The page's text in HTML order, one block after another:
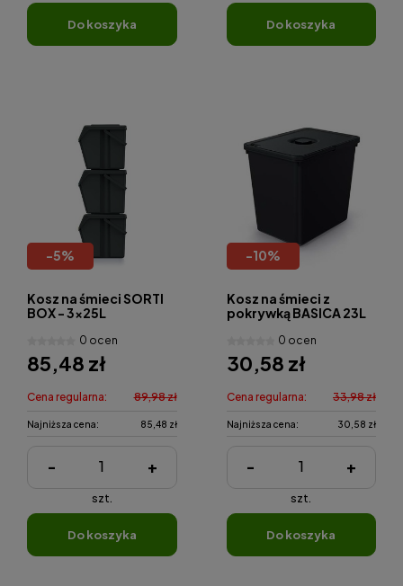
do koszyka do koszyka
-5%
Kosz na śmieci SORTI
BOX - 3x25L
0 ocen
85,48 zł
Cena regularna: 89,98 zł
Najniższa cena: 85,48 zł
- +
szt.
do koszyka
-10%
Kosz na śmieci z
pokrywką BASICA 23L
0 ocen
30,58 zł
Cena regularna: 33,98 zł
Najniższa cena: 30,58 zł
- +
szt.
do koszyka